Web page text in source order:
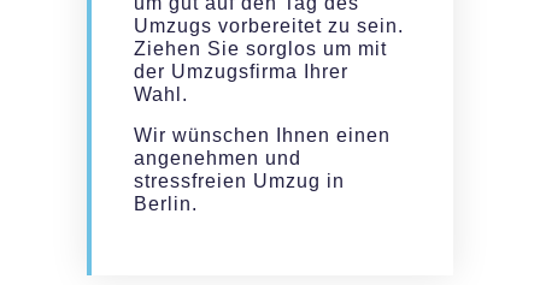
Umzugs vorbereitet zu sein.
Ziehen Sie sorglos um mit
der Umzugsfirma Ihrer
Wahl.
Wir wünschen Ihnen einen
angenehmen und
stressfreien Umzug in
Berlin.